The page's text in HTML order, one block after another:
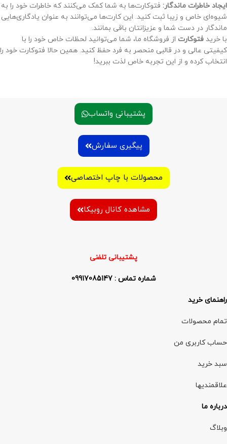
ایجاد خاطرات ماندگار: فتوکارت‌ها به شما کمک می‌کنند که خاطرات خود را به
شیوه‌ای خاص و زیبا ثبت کنید. این کارت‌ها می‌توانند به عنوان یادگاری‌هایی
ماندگار در دست شما و عزیزانتان باقی بمانند.
با خرید فتوکارت از فروشگاه ما، شما می‌توانید لحظات خاص خود را با
کیفیتی عالی و در قالبی منحصر به فرد حفظ کنید. همین حالا فتوکارت خود را
انتخاب کرده و از این تجربه خاص لذت ببرید!
پشتیبانی واتساب
پیگیری سفارش
محصولات با چاپ اختصاصی
مشاهده کانال روبیکا
پشتیبانی تلفنی
شماره تماس : 09917085147
راهنمای خرید
تمام محصولات
حساب کاربری من
سبد خرید
علاقمندیها
درباره ما
وبلاگ